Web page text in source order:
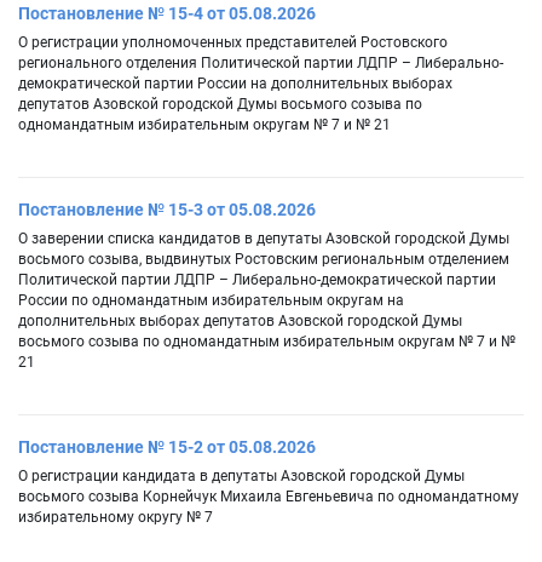
Постановление № 15-4 от 05.08.2026
О регистрации уполномоченных представителей Ростовского
регионального отделения Политической партии ЛДПР – Либерально-
демократической партии России на дополнительных выборах
депутатов Азовской городской Думы восьмого созыва по
одномандатным избирательным округам № 7 и № 21
Постановление № 15-3 от 05.08.2026
О заверении списка кандидатов в депутаты Азовской городской Думы
восьмого созыва, выдвинутых Ростовским региональным отделением
Политической партии ЛДПР – Либерально-демократической партии
России по одномандатным избирательным округам на
дополнительных выборах депутатов Азовской городской Думы
восьмого созыва по одномандатным избирательным округам № 7 и №
21
Постановление № 15-2 от 05.08.2026
О регистрации кандидата в депутаты Азовской городской Думы
восьмого созыва Корнейчук Михаила Евгеньевича по одномандатному
избирательному округу № 7